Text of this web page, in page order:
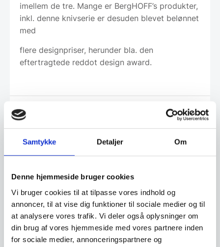
Samtykke Detaljer Om
Denne hjemmeside bruger cookies
Vi bruger cookies til at tilpasse vores indhold og
annoncer, til at vise dig funktioner til sociale medier og til
at analysere vores trafik. Vi deler også oplysninger om
din brug af vores hjemmeside med vores partnere inden
for sociale medier, annonceringspartnere og
imellem de tre. Mange er BergHOFF’s produkter,
inkl. denne knivserie er desuden blevet belønnet
med
flere designpriser, herunder bla. den
eftertragtede reddot design award.
Leveringsmetode
Altid god kvalitet, se her hvorfor
Har du spørgsmål til varen? Klik her
Vi prismatcher - Klik her